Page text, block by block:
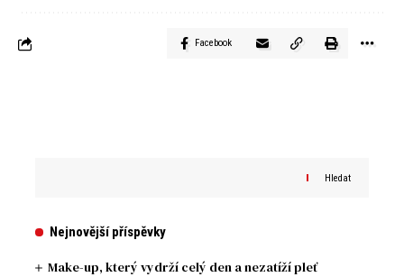
Facebook
Hledat
Nejnovější příspěvky
Make-up, který vydrží celý den a nezatíží pleť